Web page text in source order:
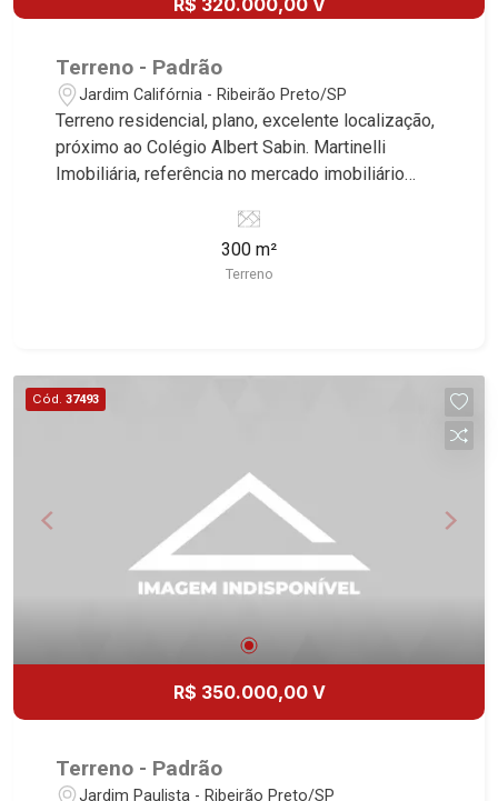
R$ 320.000,00 V
Terreno - Padrão
Jardim Califórnia - Ribeirão Preto/SP
Terreno residencial, plano, excelente localização,
próximo ao Colégio Albert Sabin. Martinelli
Imobiliária, referência no mercado imobiliário
Avenida João Fiúsa, 1051 - Alto da Boa Vista |
300 m²
Terreno
Cód. 37493
R$ 350.000,00 V
Terreno - Padrão
Jardim Paulista - Ribeirão Preto/SP